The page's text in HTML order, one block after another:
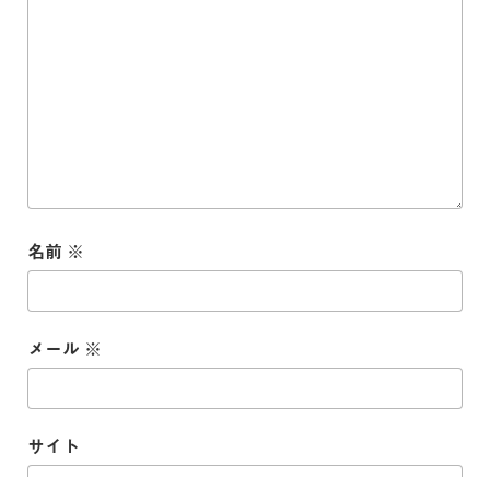
名前 ※
メール ※
サイト